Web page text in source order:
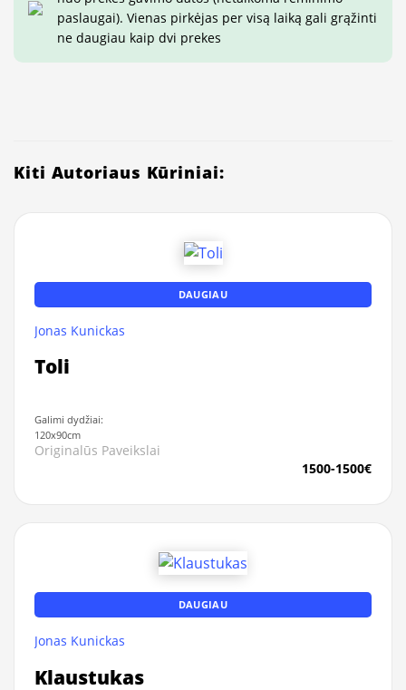
paslaugai). Vienas pirkėjas per visą laiką gali grąžinti
ne daugiau kaip dvi prekes
Kiti Autoriaus Kūriniai:
DAUGIAU
Jonas Kunickas
Toli
Galimi dydžiai:
120x90cm
Originalūs Paveikslai
1500-1500€
DAUGIAU
Jonas Kunickas
Klaustukas